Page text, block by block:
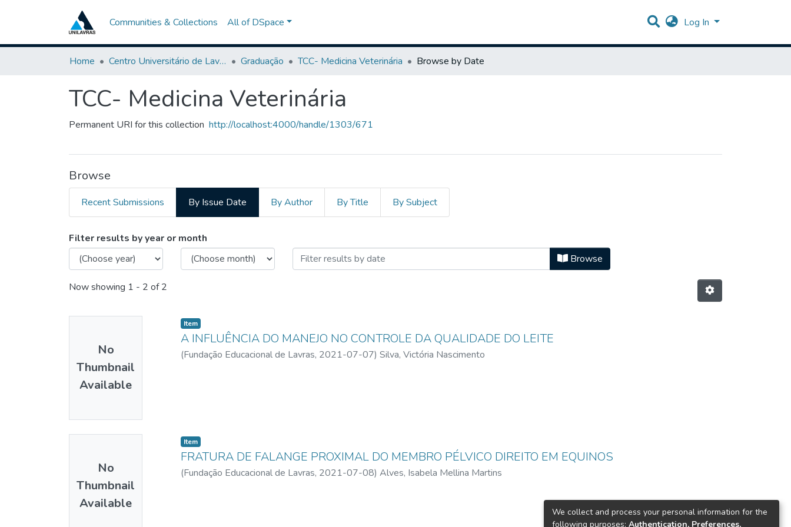
Communities & Collections All of DSpace Log In
Home Centro Universitário de Lavras-UNILAVRAS Graduação TCC- Medicina Veterinária Browse by Date
TCC- Medicina Veterinária
Permanent URI for this collection http://localhost:4000/handle/1303/671
Browse
Recent Submissions By Issue Date By Author By Title By Subject
Browsing TCC- Medicina Veterinária by Issue Date
Filter results by year or month
Browse
Now showing 1 - 2 of 2
No
Thumbnail
Available
Item
A INFLUÊNCIA DO MANEJO NO CONTROLE DA QUALIDADE DO LEITE
(Fundação Educacional de Lavras, 2021-07-07) Silva, Victória Nascimento
No
Thumbnail
Available
Item
FRATURA DE FALANGE PROXIMAL DO MEMBRO PÉLVICO DIREITO EM EQUINOS
(Fundação Educacional de Lavras, 2021-07-08) Alves, Isabela Mellina Martins
We collect and process your personal information for the
following purposes: Authentication, Preferences,